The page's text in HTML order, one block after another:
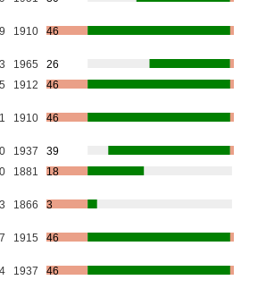
1910 46
1965
26
1912 46
1910 46
1937
39
1881 18
1866 3
1915 46
1937 46